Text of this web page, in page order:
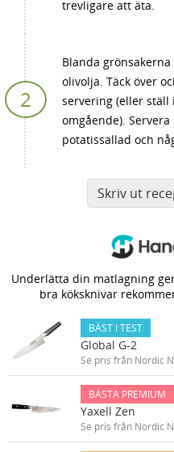
trevligare att äta.
Blanda
olivolja. Täck över
servering (eller ställ
omgående).
potatissallad och
Skriv ut
Underlätta din matlagning
bra köksknivar
BÄST I TEST
Global G-2
Se pris från Nordic
BÄSTA PREMIUM
Yaxell Zen
Se pris från Nordic